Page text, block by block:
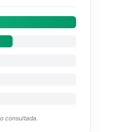
consultada.